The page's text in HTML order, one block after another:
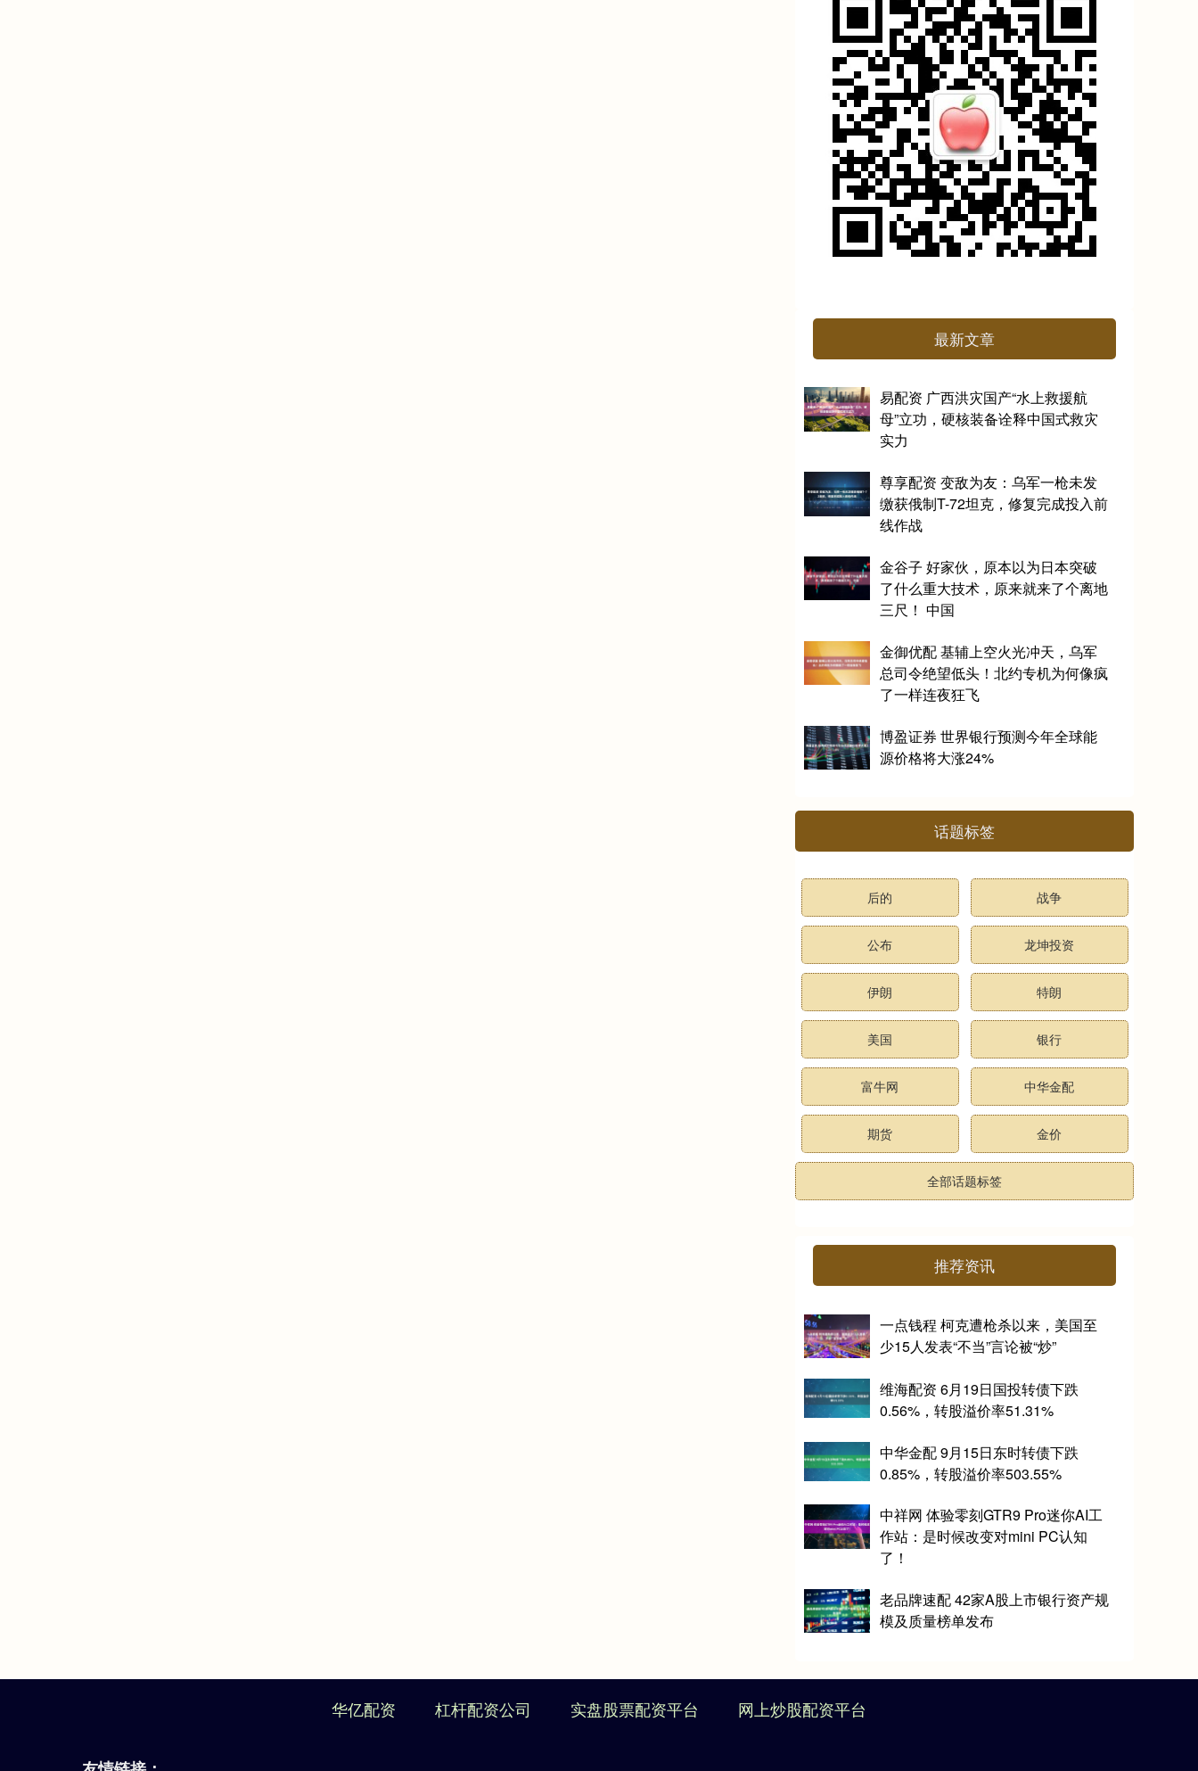
最新文章
易配资 广西洪灾国产“水上救援航
母”立功，硬核装备诠释中国式救灾
实力
尊享配资 变敌为友：乌军一枪未发
缴获俄制T-72坦克，修复完成投入前
线作战
金谷子 好家伙，原本以为日本突破
了什么重大技术，原来就来了个离地
三尺！ 中国
金御优配 基辅上空火光冲天，乌军
总司令绝望低头！北约专机为何像疯
了一样连夜狂飞
博盈证券 世界银行预测今年全球能
源价格将大涨24%
话题标签
后的 战争
公布 龙坤投资
伊朗 特朗
美国 银行
富牛网 中华金配
期货 金价
全部话题标签
推荐资讯
一点钱程 柯克遭枪杀以来，美国至
少15人发表“不当”言论被“炒”
维海配资 6月19日国投转债下跌
0.56%，转股溢价率51.31%
中华金配 9月15日东时转债下跌
0.85%，转股溢价率503.55%
中祥网 体验零刻GTR9 Pro迷你AI工
作站：是时候改变对mini PC认知
了！
老品牌速配 42家A股上市银行资产规
模及质量榜单发布
华亿配资 杠杆配资公司 实盘股票配资平台 网上炒股配资平台